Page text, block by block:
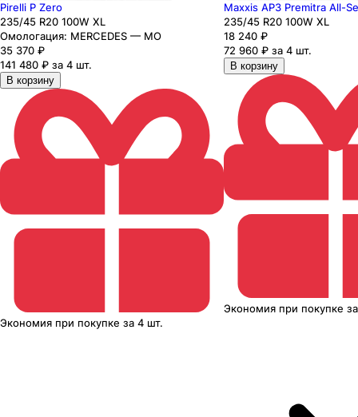
Pirelli P Zero
235/45 R20 100W XL
Омологация: MERCEDES — MO
35 370 ₽
141 480 ₽ за 4 шт.
В корзину
Экономия при покупке за 4 шт.
Maxxis AP3 Premitra All-
235/45 R20 100W XL
18 240 ₽
72 960 ₽ за 4 шт.
В корзину
Экономия при покупке